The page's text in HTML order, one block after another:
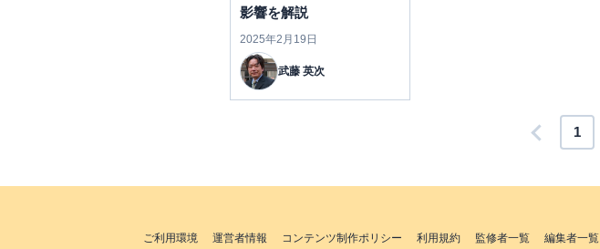
影響を解説
2025年2月19日
武藤 英次
1
ご利用環境 運営者情報 コンテンツ制作ポリシー 利用規約 監修者一覧 編集者一覧